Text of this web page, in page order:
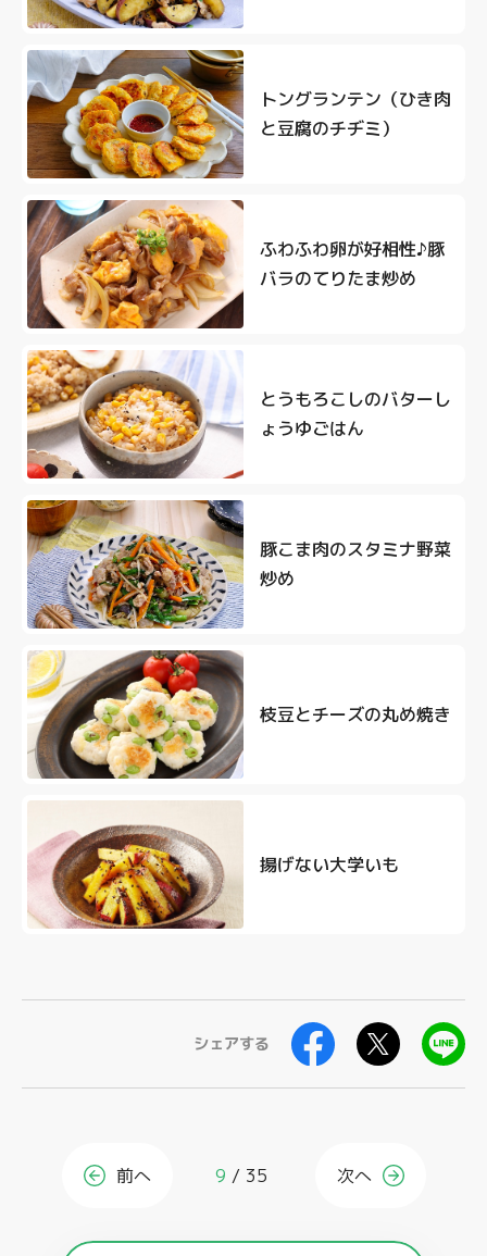
トングランテン（ひき肉
と豆腐のチヂミ）
ふわふわ卵が好相性♪豚
バラのてりたま炒め
とうもろこしのバターし
ょうゆごはん
豚こま肉のスタミナ野菜
炒め
枝豆とチーズの丸め焼き
揚げない大学いも
シェアする
前へ 9 35 次へ